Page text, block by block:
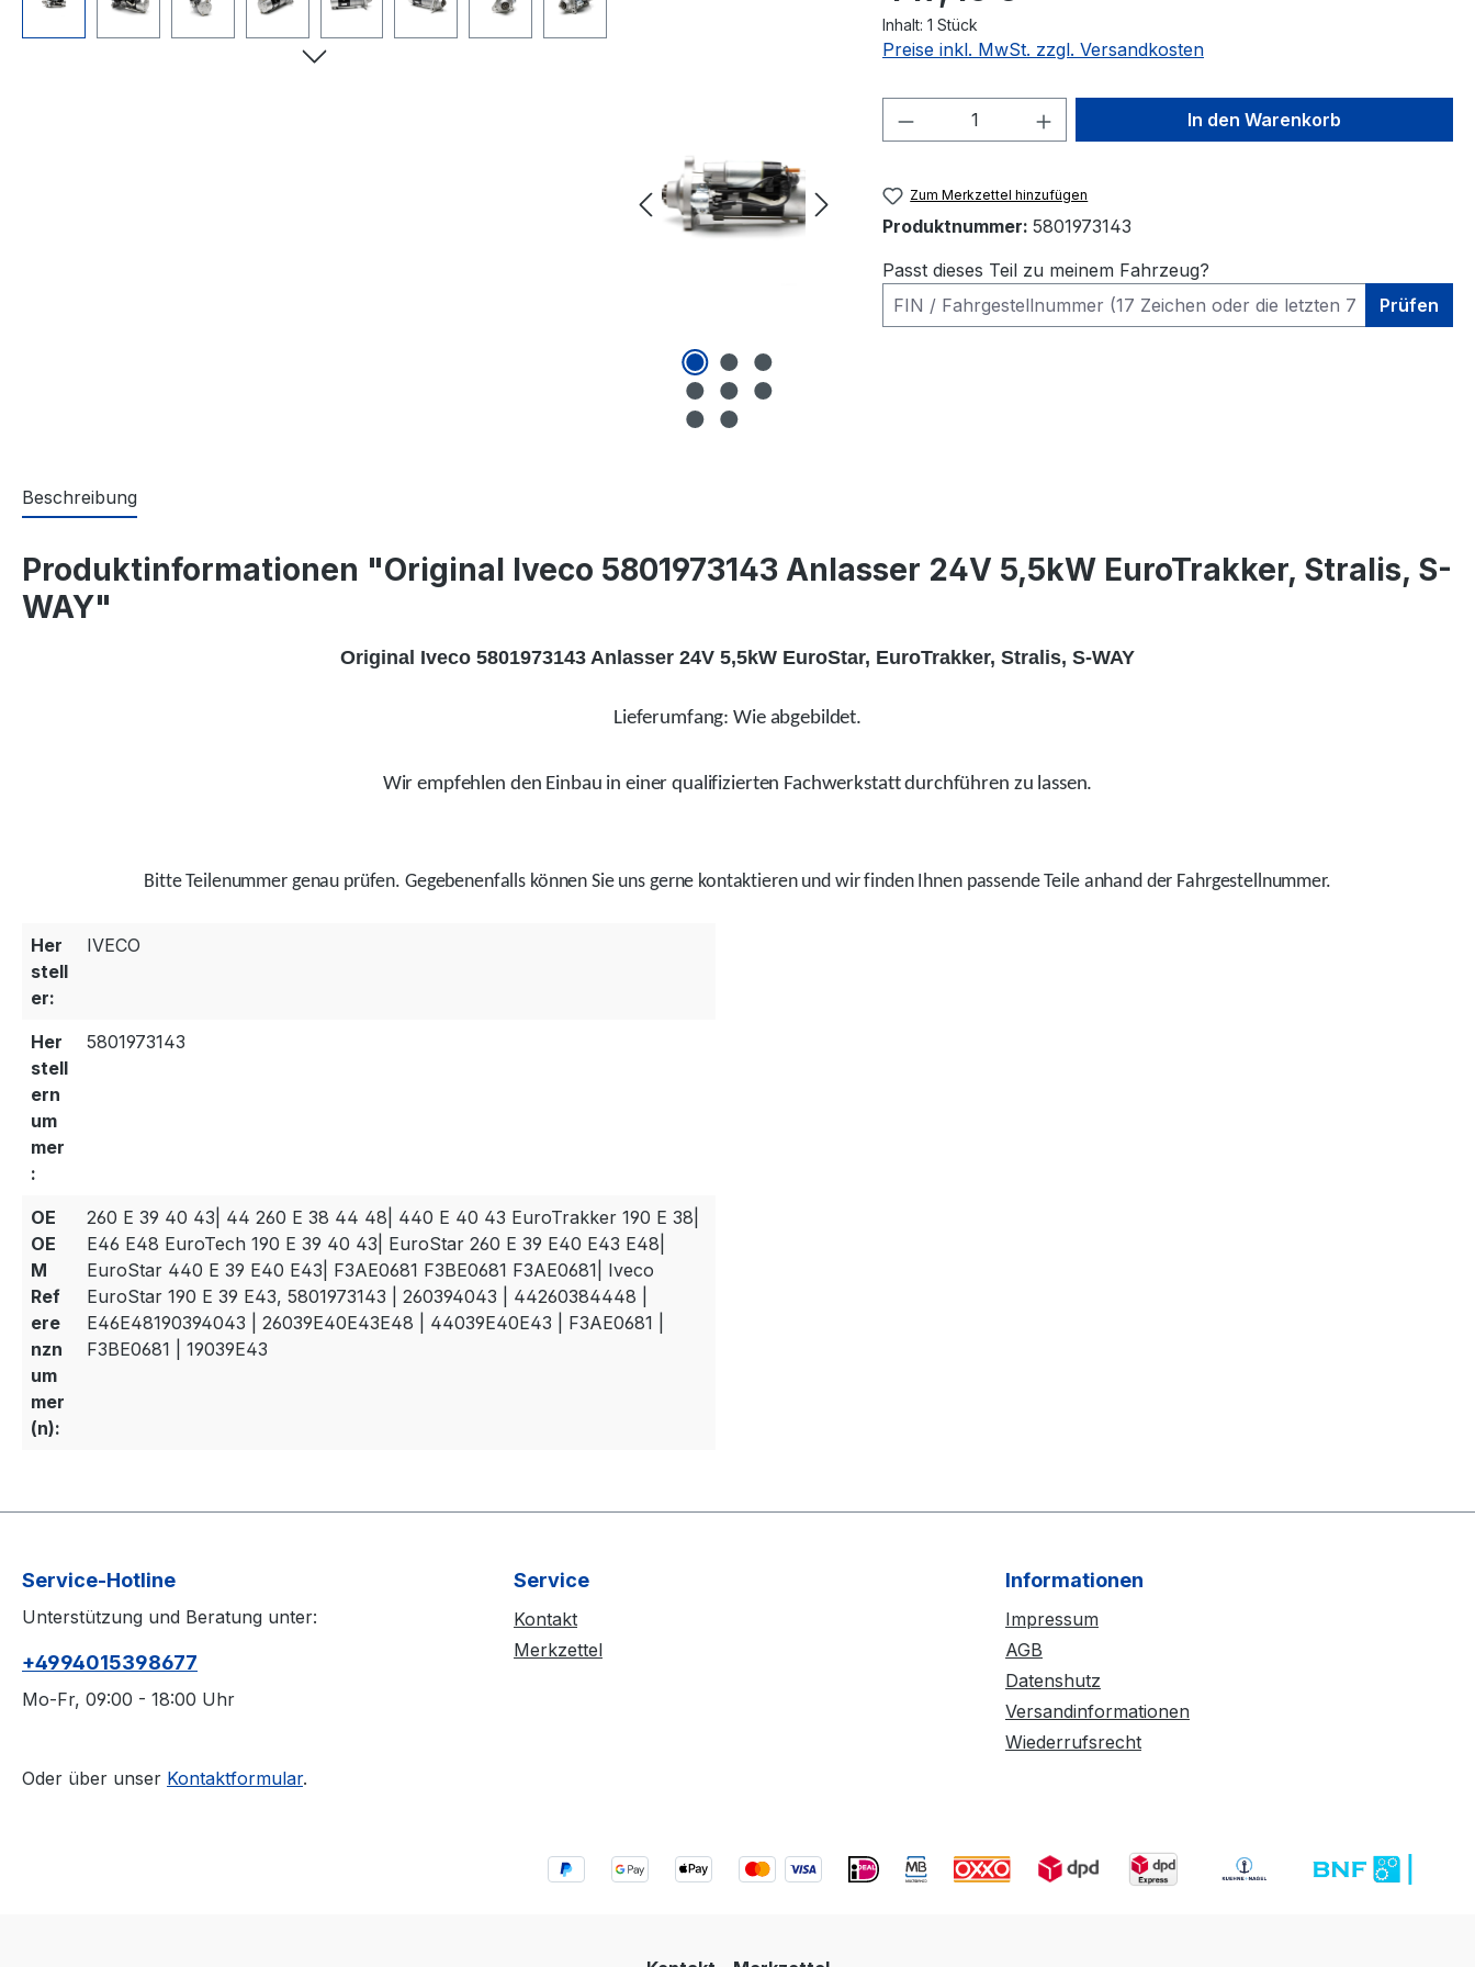
Inhalt: 1 Stück
Preise inkl. MwSt. zzgl. Versandkosten
Produkt Anzahl: Gib den gewünschten Wert
In den Warenkorb
Zum Merkzettel hinzufügen
Produktnummer: 5801973143
Passt dieses Teil zu meinem Fahrzeug?
Prüfen
Beschreibung
Produktinformationen "Original Iveco 5801973143 Anlasser 24V 5,5kW EuroTrakker, Stralis, S-
WAY"
Original Iveco 5801973143 Anlasser 24V 5,5kW EuroStar, EuroTrakker, Stralis, S-WAY
Lieferumfang: Wie abgebildet.
Wir empfehlen den Einbau in einer qualifizierten Fachwerkstatt durchführen zu lassen.
Bitte Teilenummer genau prüfen. Gegebenenfalls können Sie uns gerne kontaktieren und wirfindenIhnen passende Teile anhand der Fahrgestellnummer.
Her
stell
er:
IVECO
Her
stell
ern
um
mer
:
5801973143
OE
OE
M
Ref
ere
nzn
um
mer
(n):
260 E 39 40 43| 44 260 E 38 44 48| 440 E 40 43 EuroTrakker 190 E 38|
E46 E48 EuroTech 190 E 39 40 43| EuroStar 260 E 39 E40 E43 E48|
EuroStar 440 E 39 E40 E43| F3AE0681 F3BE0681 F3AE0681| Iveco
EuroStar 190 E 39 E43, 5801973143 | 260394043 | 44260384448 |
E46E48190394043 | 26039E40E43E48 | 44039E40E43 | F3AE0681 |
F3BE0681 | 19039E43
Service-Hotline
Unterstützung und Beratung unter:
+4994015398677
Mo-Fr, 09:00 - 18:00 Uhr
Oder über unser Kontaktformular.
Service
Kontakt
Merkzettel
Informationen
Impressum
AGB
Datenshutz
Versandinformationen
Wiederrufsrecht